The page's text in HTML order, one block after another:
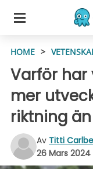
HOME >
Varför har
mer
riktning
Av Titti
26 Mars 2024